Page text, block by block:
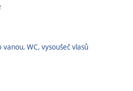
WC, vysoušeč vlasů